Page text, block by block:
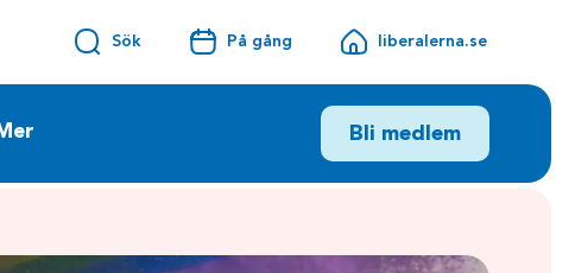
Sök På gång liberalerna.se
Bli medlem